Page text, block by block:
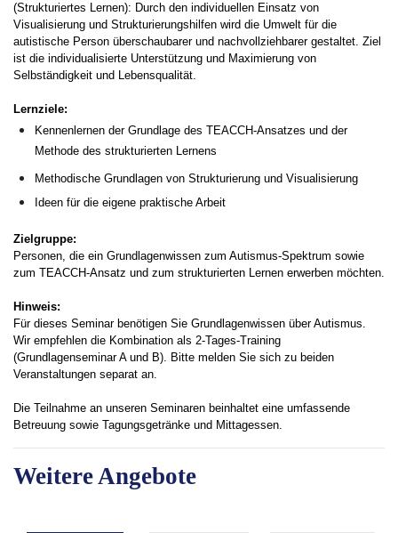
(Strukturiertes Lernen): Durch den individuellen Einsatz von
Visualisierung und Strukturierungshilfen wird die Umwelt für die
autistische Person überschaubarer und nachvollziehbarer gestaltet. Ziel
ist die individualisierte Unterstützung und Maximierung von
Selbständigkeit und Lebensqualität.
Lernziele:
Kennenlernen der Grundlage des TEACCH-Ansatzes und der
Methode des strukturierten Lernens
Methodische Grundlagen von Strukturierung und Visualisierung
Ideen für die eigene praktische Arbeit
Zielgruppe:
Personen, die ein Grundlagenwissen zum Autismus-Spektrum sowie
zum TEACCH-Ansatz und zum strukturierten Lernen erwerben möchten.
Hinweis:
Für dieses Seminar benötigen Sie Grundlagenwissen über Autismus.
Wir empfehlen die Kombination als 2-Tages-Training
(Grundlagenseminar A und B). Bitte melden Sie sich zu beiden
Veranstaltungen separat an.
Die Teilnahme an unseren Seminaren beinhaltet eine umfassende
Betreuung sowie Tagungsgetränke und Mittagessen.
Weitere Angebote